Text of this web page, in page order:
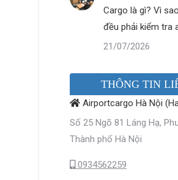
Cargo là gì? Vì
đều phải kiểm tra
21/07/2026
THÔNG TIN
Airportcargo Hà Nội
Số 25 Ngõ 81 Láng Hạ,
Thành phố Hà Nội
0934562259